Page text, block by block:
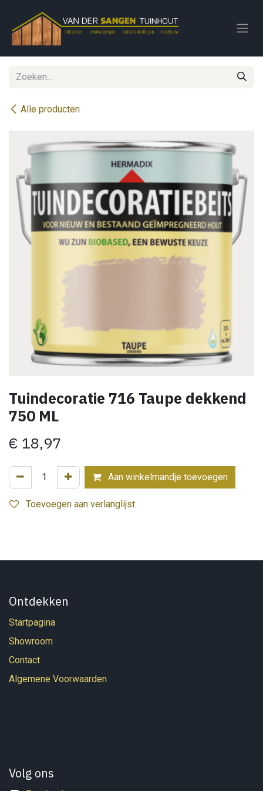
Alle producten
Tuindecoratie 716 Taupe dekkend
750 ML
€ 18,97
Aan winkelmandje toevoegen
Toevoegen aan verlanglijst
Ontdekken
Startpagina
Showroom
Contact
Algemene Voorwaarden
Volg ons